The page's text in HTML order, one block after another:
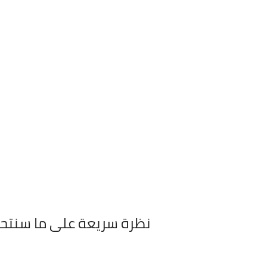
نظرة سريعة على ما